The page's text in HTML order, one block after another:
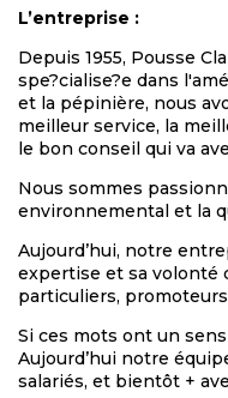
L’entreprise :
Depuis 1955, Pousse
spe?cialise?e dans
et la pépinière, nous
meilleur service, la
le bon conseil qui va
Nous sommes
environnemental et la
Aujourd’hui, notre
expertise et sa volonté
particuliers,
Si ces mots ont un
Aujourd’hui notre
salariés, et bientôt +